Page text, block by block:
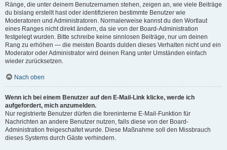
Ränge, die unter deinem Benutzernamen stehen, zeigen an, wie viele Beiträge
du bislang erstellt hast oder identifizieren bestimmte Benutzer wie
Moderatoren und Administratoren. Normalerweise kannst du den Wortlaut
eines Ranges nicht direkt ändern, da sie von der Board-Administration
festgelegt wurden. Bitte schreibe keine sinnlosen Beiträge, nur um deinen
Rang zu erhöhen — die meisten Boards dulden dieses Verhalten nicht und ein
Moderator oder Administrator wird deinen Rang unter Umständen einfach
wieder zurücksetzen.
Nach oben
Wenn ich bei einem Benutzer auf den E-Mail-Link klicke, werde ich
aufgefordert, mich anzumelden.
Nur registrierte Benutzer dürfen die foreninterne E-Mail-Funktion für
Nachrichten an andere Benutzer nutzen, falls diese von der Board-
Administration freigeschaltet wurde. Diese Maßnahme soll den Missbrauch
dieses Systems durch Gäste verhindern.